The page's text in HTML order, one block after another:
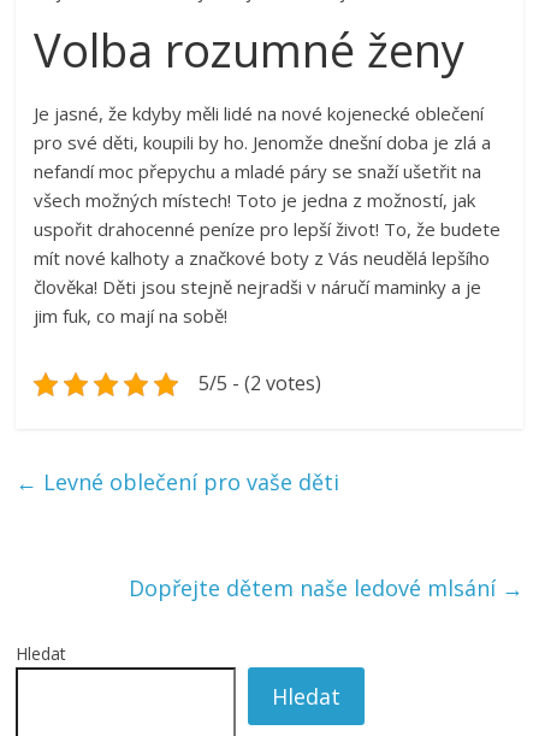
Volba rozumné ženy
Je jasné, že kdyby měli lidé na novékojenecké oblečení
pro své děti, koupili by ho. Jenomže dnešní doba je zlá a
nefandí moc přepychu a mladé páry se snaží ušetřit na
všech možných místech! Toto je jedna z možností, jak
uspořit drahocenné peníze pro lepší život! To, že budete
mít nové kalhoty a značkové boty z Vás neudělá lepšího
člověka! Děti jsou stejně nejradši v náručí maminky a je
jim fuk, co mají na sobě!
5/5 - (2 votes)
← Levné oblečení pro vaše děti
Dopřejte dětem naše ledové mlsání →
Hledat
Hledat